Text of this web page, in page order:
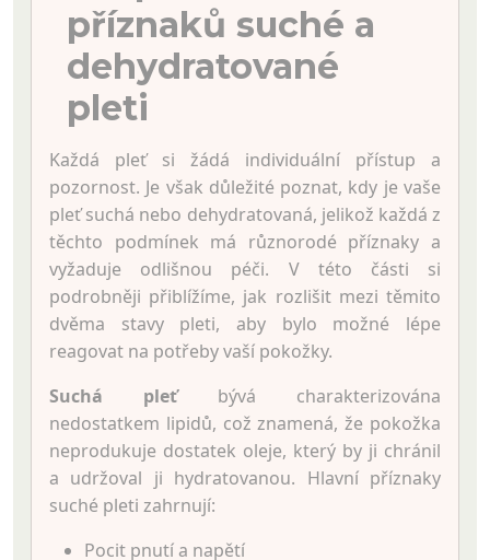
příznaků suché a
dehydratované
pleti
Každá pleť si žádá individuální přístup a
pozornost. Je však důležité poznat, kdy je vaše
pleť suchá nebo dehydratovaná, jelikož každá z
těchto podmínek má různorodé příznaky a
vyžaduje odlišnou péči. V této části si
podrobněji přiblížíme, jak rozlišit mezi těmito
dvěma stavy pleti, aby bylo možné lépe
reagovat na potřeby vaší pokožky.
Suchá pleťbývá charakterizována
nedostatkem lipidů, což znamená, že pokožka
neprodukuje dostatek oleje, který by ji chránil
a udržoval ji hydratovanou. Hlavní příznaky
suché pleti zahrnují:
Pocit pnutí a napětí